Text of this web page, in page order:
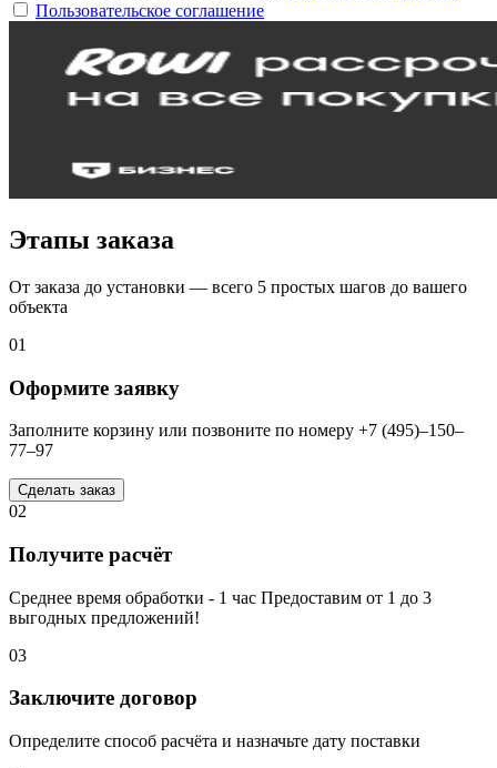
Пользовательское соглашение
Этапы заказа
От заказа до установки — всего 5 простых шагов до вашего
объекта
01
Оформите заявку
Заполните корзину или позвоните по номеру +7 (495)–150–
77–97
Сделать заказ
02
Получите расчёт
Среднее время обработки - 1 час Предоставим от 1 до 3
выгодных предложений!
03
Заключите договор
Определите способ расчёта и назначьте дату поставки